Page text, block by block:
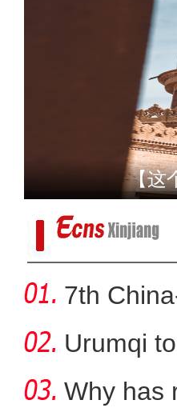
初
【这
7th
Urumqi
Why has